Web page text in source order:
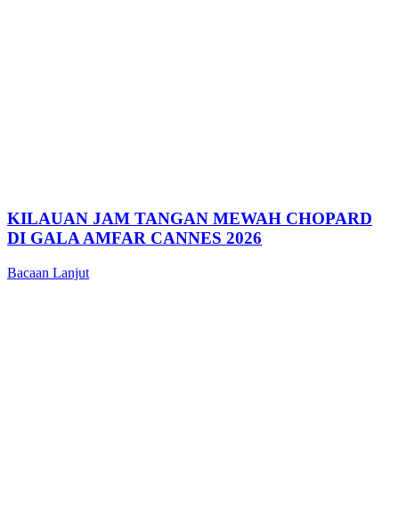
KILAUAN JAM TANGAN MEWAH CHOPARD
DI GALA AMFAR CANNES 2026
Bacaan Lanjut